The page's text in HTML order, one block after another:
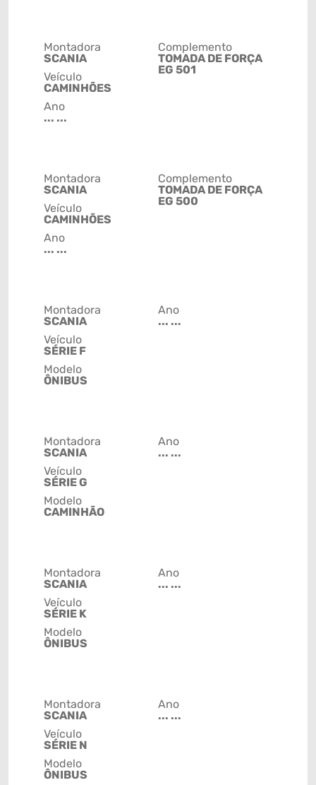
Montadora
SCANIA
Veículo
CAMINHÕES
Ano
... ...
Complemento
TOMADA DE FORÇA
EG 501
Montadora
SCANIA
Veículo
CAMINHÕES
Ano
... ...
Complemento
TOMADA DE FORÇA
EG 500
Montadora
SCANIA
Veículo
SÉRIE F
Modelo
ÔNIBUS
Ano
... ...
Montadora
SCANIA
Veículo
SÉRIE G
Modelo
CAMINHÃO
Ano
... ...
Montadora
SCANIA
Veículo
SÉRIE K
Modelo
ÔNIBUS
Ano
... ...
Montadora
SCANIA
Veículo
SÉRIE N
Modelo
ÔNIBUS
Ano
... ...